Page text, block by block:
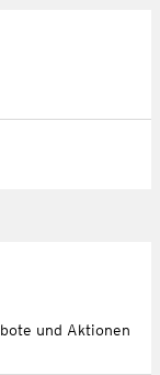
und Aktionen